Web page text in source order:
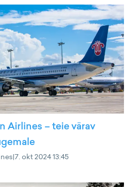
Airlines – teie värav
|7. okt 2024 13:45